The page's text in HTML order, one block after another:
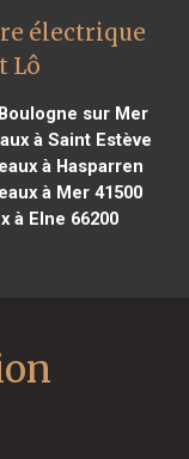
électrique
Lô
sur Mer
à Saint Estève
à Hasparren
à Mer 41500
à Elne 66200